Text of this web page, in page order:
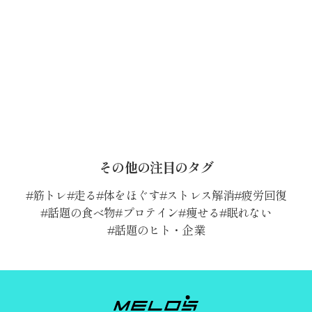
その他の注目のタグ
筋トレ 走る 体をほぐす ストレス解消 疲労回復
話題の食べ物 プロテイン 痩せる 眠れない
話題のヒト・企業